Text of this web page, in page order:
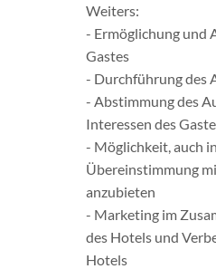
Weiters:
- Ermöglichung und
Gastes
- Durchführung des
- Abstimmung des
Interessen des
- Möglichkeit, auch
Übereinstimmung
anzubieten
- Marketing im
des Hotels und
Hotels